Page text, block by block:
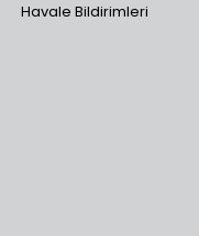
Havale Bildirimleri